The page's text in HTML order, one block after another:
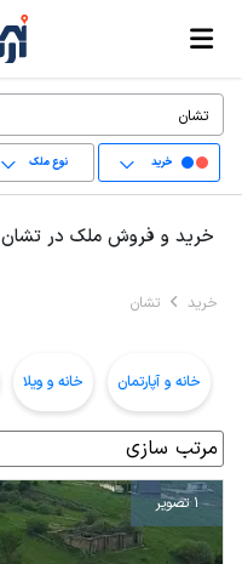
خرید نوع ملک
خرید و فروش ملک در تشان
خرید تشان
خانه و آپارتمان خانه و ویلا
1 تصویر